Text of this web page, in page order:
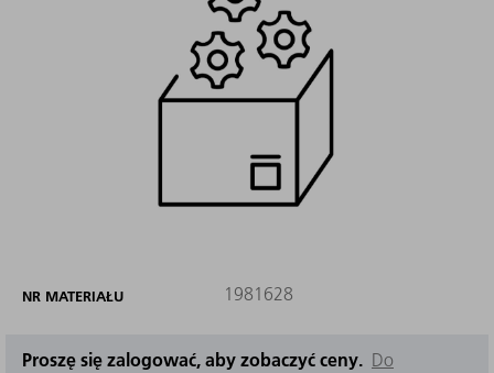
NR MATERIAŁU 1981628
Proszę się zalogować, aby zobaczyć ceny. Do